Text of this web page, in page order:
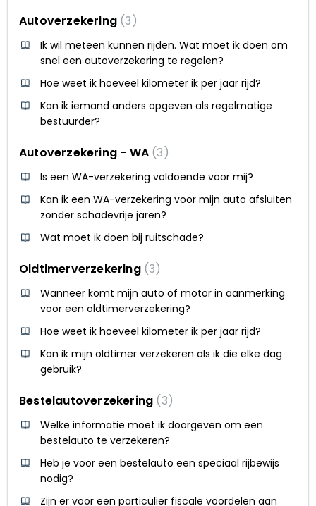
Autoverzekering 3
Ik wil meteen kunnen rijden. Wat moet ik doen om
snel een autoverzekering te regelen?
Hoe weet ik hoeveel kilometer ik per jaar rijd?
Kan ik iemand anders opgeven als regelmatige
bestuurder?
Autoverzekering - WA 3
Is een WA-verzekering voldoende voor mij?
Kan ik een WA-verzekering voor mijn auto afsluiten
zonder schadevrije jaren?
Wat moet ik doen bij ruitschade?
Oldtimerverzekering 3
Wanneer komt mijn auto of motor in aanmerking
voor een oldtimerverzekering?
Hoe weet ik hoeveel kilometer ik per jaar rijd?
Kan ik mijn oldtimer verzekeren als ik die elke dag
gebruik?
Bestelautoverzekering 3
Welke informatie moet ik doorgeven om een
bestelauto te verzekeren?
Heb je voor een bestelauto een speciaal rijbewijs
nodig?
Zijn er voor een particulier fiscale voordelen aan